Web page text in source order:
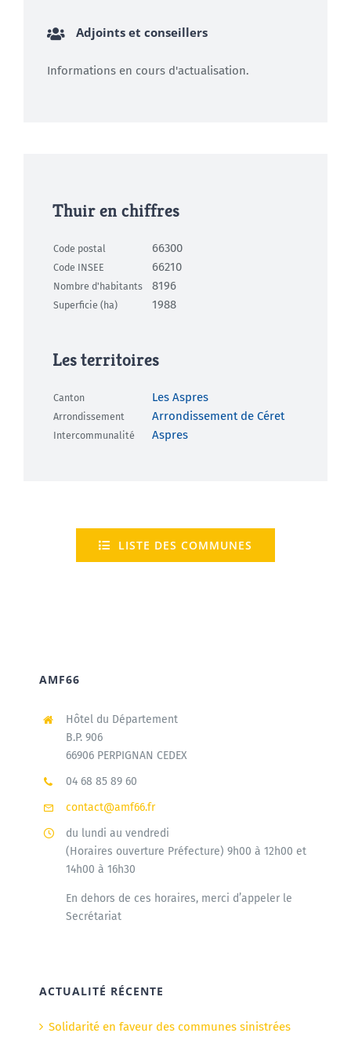
Adjoints et conseillers
Informations en cours d'actualisation.
Thuir en chiffres
Code postal 66300
Code INSEE 66210
Nombre d'habitants 8196
Superficie (ha) 1988
Les territoires
Canton Les Aspres
Arrondissement Arrondissement de Céret
Intercommunalité Aspres
LISTE DES COMMUNES
AMF66
Hôtel du Département
B.P. 906
66906 PERPIGNAN CEDEX
04 68 85 89 60
contact@amf66.fr
du lundi au vendredi
(Horaires ouverture Préfecture) 9h00 à 12h00 et
14h00 à 16h30
En dehors de ces horaires, merci d’appeler le
Secrétariat
ACTUALITÉ RÉCENTE
Solidarité en faveur des communes sinistrées